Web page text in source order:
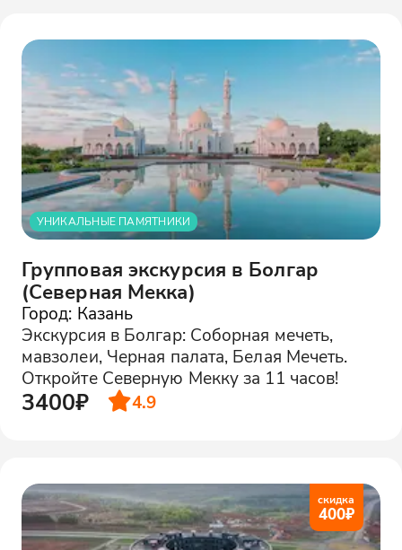
УНИКАЛЬНЫЕ ПАМЯТНИКИ
Групповая экскурсия в Болгар
(Северная Мекка)
Город: Казань
Экскурсия в Болгар: Соборная мечеть,
мавзолеи, Черная палата, Белая Мечеть.
Откройте Северную Мекку за 11 часов!
3400₽ 4.9
скидка
400₽